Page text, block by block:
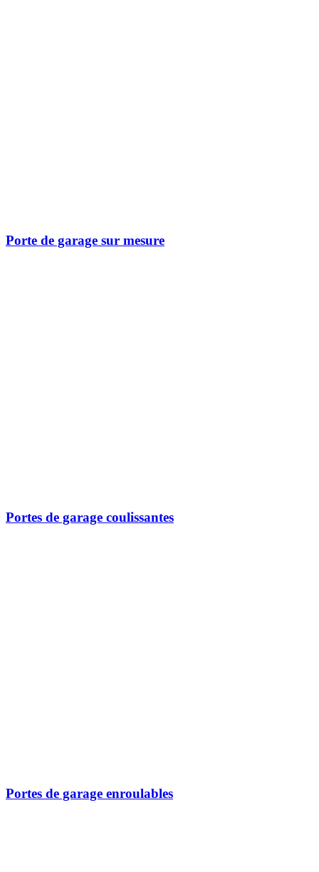
Porte de garage sur mesure
Portes de garage coulissantes
Portes de garage enroulables